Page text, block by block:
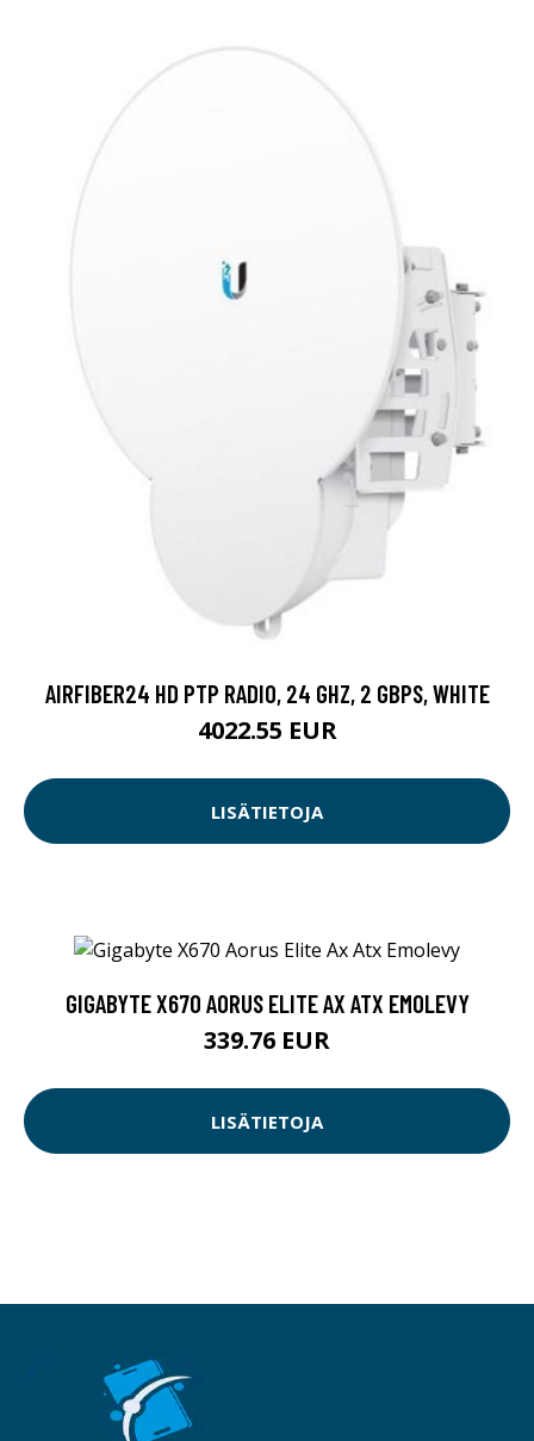
AIRFIBER24 HD PTP RADIO, 24 GHZ, 2 GBPS, WHITE
4022.55 EUR
LISÄTIETOJA
GIGABYTE X670 AORUS ELITE AX ATX EMOLEVY
339.76 EUR
LISÄTIETOJA